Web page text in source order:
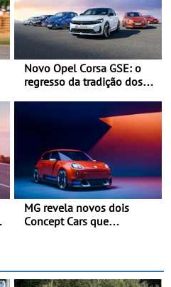
Novo Opel Corsa GSE: o
regresso da tradição dos
potente, rápido: 207 kW
(281 cv), 345 Nm, 0 aos
100 km/h em 5,5 segundos
MG revela novos dois
Concept Cars que
Festival of Speed 2026